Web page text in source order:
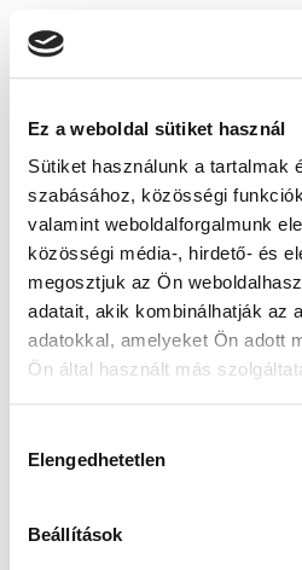
Ez a weboldal sütiket használ
Sütiket használunk a tartalmak
szabásához, közösségi
valamint weboldalforgalmunk
közösségi média-, hirdető- és
megosztjuk az Ön
adatait, akik kombinálhatják az
adatokkal, amelyeket Ön adott
Ön által használt más
kiválasztása
Elengedhetetlen
Beállítások